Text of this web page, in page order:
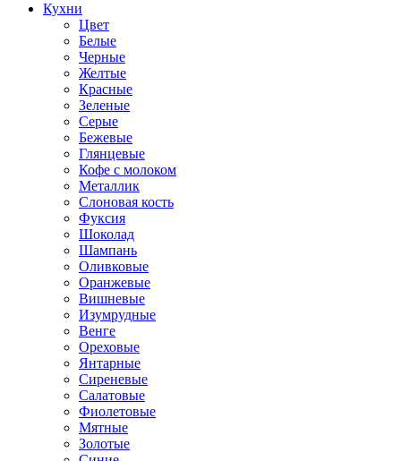
Кухни
Цвет
Белые
Черные
Желтые
Красные
Зеленые
Серые
Бежевые
Глянцевые
Кофе с молоком
Металлик
Слоновая кость
Фуксия
Шоколад
Шампань
Оливковые
Оранжевые
Вишневые
Изумрудные
Венге
Ореховые
Янтарные
Сиреневые
Салатовые
Фиолетовые
Мятные
Золотые